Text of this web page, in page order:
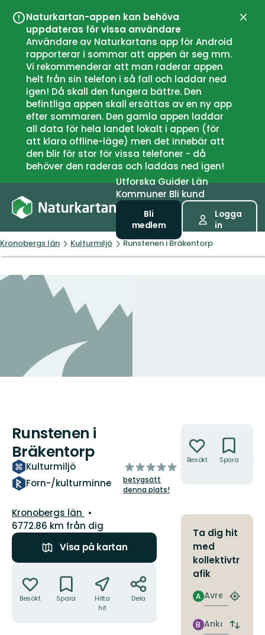
Naturkartan-appen kan behöva
uppdateras för vissa användare
Användare av Naturkartans app för Android
rapporterar i sommar att appen är seg mm.
Vi rekommenderar att man raderar appen
helt från sin telefon i så fall och laddar ned
igen! Då skall den fungera bättre. Den
befintliga appen skall ersättas av en ny app
efter sommaren. Den gamla appen laddar
all data för hela landet lokalt i appen (för
att klara offline-läge) men det innebär att
den blir för stor för vissa telefoner - då
behöver den raderas och laddas ned igen!
UtforskaGuiderLän
Kommuner Bli kund
Bli
medlem
Logga
in
Kronobergs län Kulturmiljö Runstenen i Bräkentorp
Runstenen i
Bräkentorp
Kulturmiljö
Forn-/kulturminne
av
5
stjärnor
betygsätt
denna plats!
Län:
Kronobergs län
6772.86 km från dig
Visa på kartan
Besökt Spara
Hitta
hit
Dela
Besökt Spara
Ta dig hit
med
kollektivtr
afik
Avresa
A
Hitta
Ankomst
B
Byt